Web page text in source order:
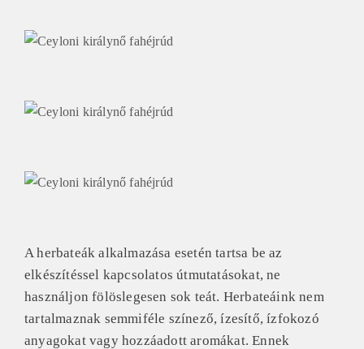
A herbateák alkalmazása esetén tartsa be az
elkészítéssel kapcsolatos útmutatásokat, ne
használjon fölöslegesen sok teát. Herbateáink nem
tartalmaznak semmiféle színező, ízesítő, ízfokozó
anyagokat vagy hozzáadott aromákat. Ennek